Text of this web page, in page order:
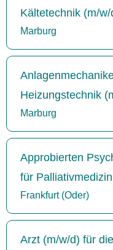
Kältetechnik (m/w/
Marburg
Heizungstechnik
Marburg
Approbierten
für Palliativmedizin
Frankfurt (Oder)
Arzt (m/w/d) für